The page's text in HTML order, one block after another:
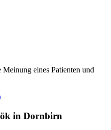
eines Patienten und
in Dornbirn